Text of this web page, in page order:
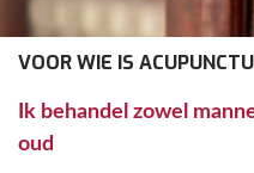
VOOR WIE IS
Ik behandel zowel
oud